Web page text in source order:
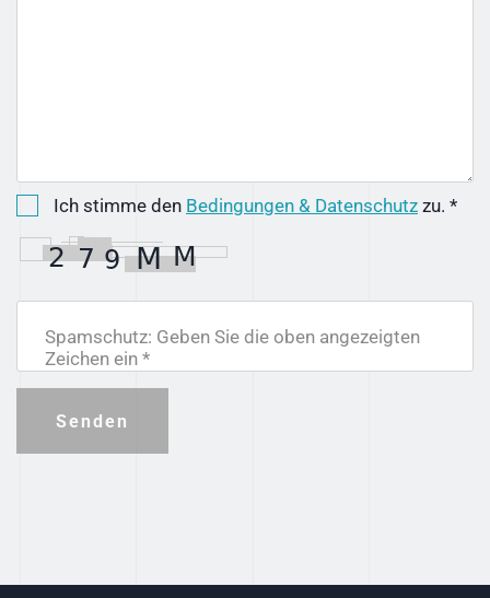
Ich stimme den Bedingungen & Datenschutz zu. *
Spamschutz: Geben Sie die oben angezeigten
Zeichen ein *
Senden